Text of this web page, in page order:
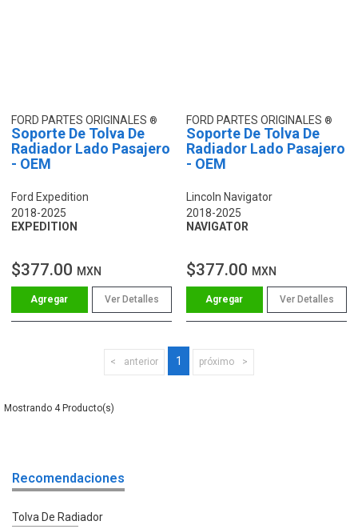
FORD PARTES ORIGINALES
Soporte De Tolva De
Radiador Lado Pasajero
- OEM
Ford Expedition
2018-2025
EXPEDITION
$377.00 MXN
Ver Detalles
FORD PARTES ORIGINALES
Soporte De Tolva De
Radiador Lado Pasajero
- OEM
Lincoln Navigator
2018-2025
NAVIGATOR
$377.00 MXN
Ver Detalles
anterior 1 próximo
4
Recomendaciones
Tolva De Radiador